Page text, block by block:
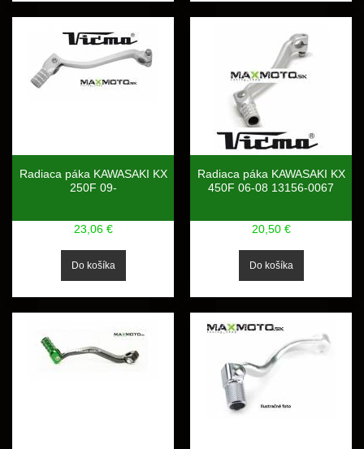
Radiaca páka KAWASAKI KX
250F 09-
23,06 €
Radiaca páka KAWASAKI KX
450F 06-08 13156-0067
20,50 €